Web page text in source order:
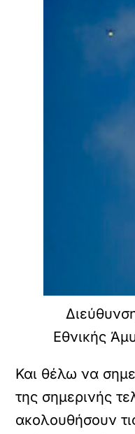
Εθνικής
Και θέλω να
της σημερινής
ακολουθήσουν